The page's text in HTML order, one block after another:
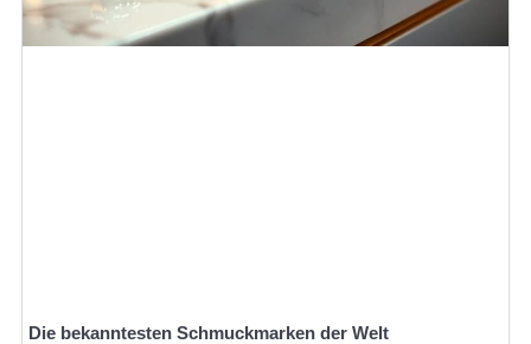
Die bekanntesten Schmuckmarken der Welt